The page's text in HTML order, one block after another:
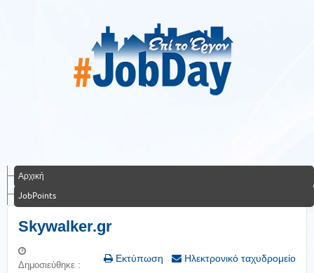
Αρχική
JobPoints
Skywalker.gr
Εκτύπωση Ηλεκτρονικό ταχυδρομείο
Δημοσιεύθηκε :